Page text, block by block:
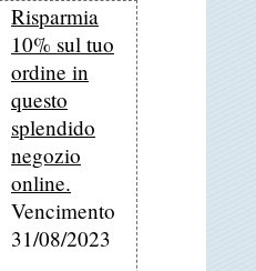
Risparmia
10% sul tuo
ordine in
questo
splendido
negozio
online.
Vencimento
31/08/2023